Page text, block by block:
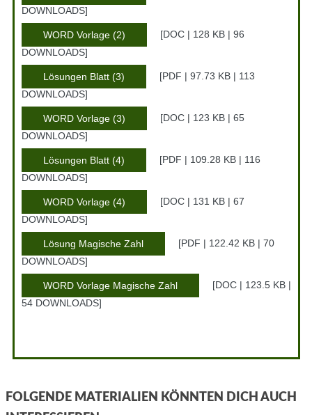
DOWNLOADS
WORD Vorlage (2)
DOC | 128 KB | 96
DOWNLOADS
Lösungen Blatt (3)
PDF | 97.73 KB | 113
DOWNLOADS
WORD Vorlage (3)
DOC | 123 KB | 65
DOWNLOADS
Lösungen Blatt (4)
PDF | 109.28 KB | 116
DOWNLOADS
WORD Vorlage (4)
DOC | 131 KB | 67
DOWNLOADS
Lösung Magische Zahl
PDF | 122.42 KB | 70
DOWNLOADS
WORD Vorlage Magische Zahl
DOC | 123.5 KB |
54 DOWNLOADS
FOLGENDE MATERIALIEN KÖNNTEN DICH AUCH